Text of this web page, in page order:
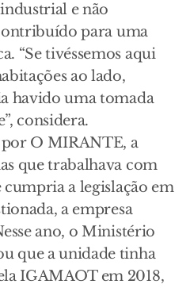
e não
para uma
“Se tivéssemos aqui
ao lado,
havido uma tomada
considera.
O MIRANTE, a
que trabalhava com
a legislação em
a empresa
ano, o Ministério
que a unidade tinha
IGAMAOT em 2018,